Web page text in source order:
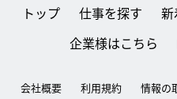
トップ 仕事を探す 新
企業様はこちら
会社概要 利用規約 情報の